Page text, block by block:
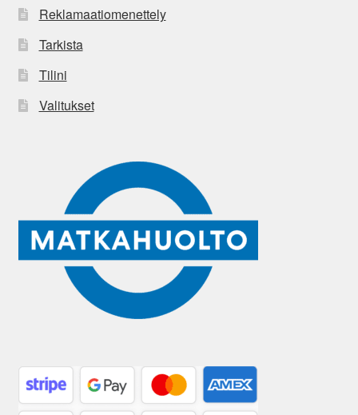
Reklamaatiomenettely
Tarkista
Tilini
Valitukset